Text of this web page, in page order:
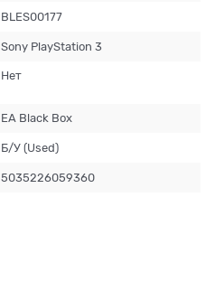
BLES00177
Sony PlayStation 3
Нет
EA Black Box
Б/У (Used)
5035226059360